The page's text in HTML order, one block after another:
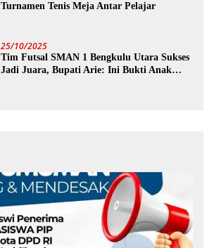
Turnamen Tenis Meja Antar Pelajar
25/10/2025
Tim Futsal SMAN 1 Bengkulu Utara Sukses
Jadi Juara, Bupati Arie: Ini Bukti Anak